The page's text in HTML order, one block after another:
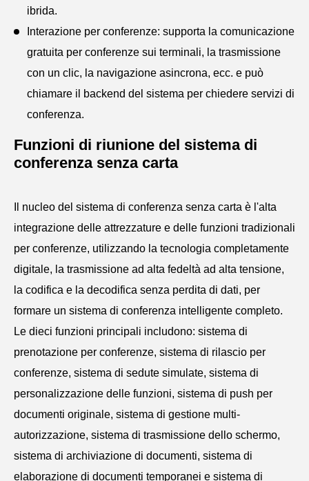
ibrida.
Interazione per conferenze: supporta la comunicazione
gratuita per conferenze sui terminali, la trasmissione
con un clic, la navigazione asincrona, ecc. e può
chiamare il backend del sistema per chiedere servizi di
conferenza.
Funzioni di riunione del sistema di
conferenza senza carta
Il nucleo del sistema di conferenza senza carta è l'alta
integrazione delle attrezzature e delle funzioni tradizionali
per conferenze, utilizzando la tecnologia completamente
digitale, la trasmissione ad alta fedeltà ad alta tensione,
la codifica e la decodifica senza perdita di dati, per
formare un sistema di conferenza intelligente completo.
Le dieci funzioni principali includono: sistema di
prenotazione per conferenze, sistema di rilascio per
conferenze, sistema di sedute simulate, sistema di
personalizzazione delle funzioni, sistema di push per
documenti originale, sistema di gestione multi-
autorizzazione, sistema di trasmissione dello schermo,
sistema di archiviazione di documenti, sistema di
elaborazione di documenti temporanei e sistema di